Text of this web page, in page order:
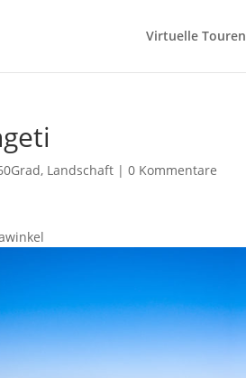
Virtuelle Touren
, Landschaft |0 Kommentare